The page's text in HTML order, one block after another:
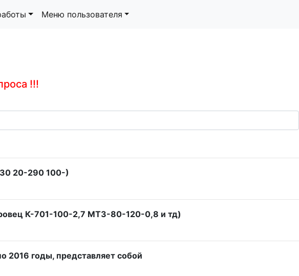
Меню пользователя
!!!
20-290 100-)
К-701-100-2,7 МТЗ-80-120-0,8 и тд)
2016 годы, представляет собой